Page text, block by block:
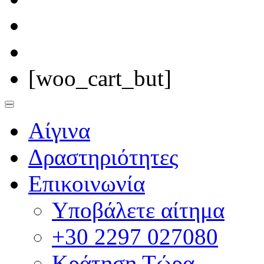
[woo_cart_but]
Αίγινα
Δραστηριότητες
Επικοινωνία
Υποβάλετε αίτημα
+30 2297 027080